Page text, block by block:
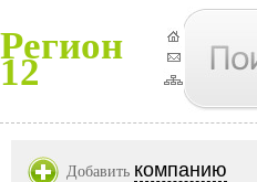
Регион
12
Добавить компанию